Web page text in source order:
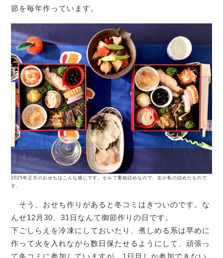
節を毎年作っています。
2025年正月のおせちはこんな感じです。セルフ重箱詰めなので、左が私の詰めたもので
す。
そう、おせち作りがあると冬コミはきついのです。な
んせ12月30、31日なんて御節作りの日です。
下ごしらえを冷凍にしておいたり、煮しめる系は早めに
作って火を入れながら数日保たせるようにして、頑張っ
て冬コミに参加していますが、1日目しか参加できない